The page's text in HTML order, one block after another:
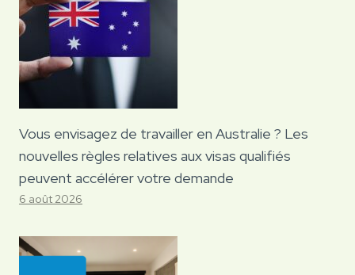
Vous envisagez de travailler en Australie ? Les
nouvelles règles relatives aux visas qualifiés
peuvent accélérer votre demande
6 août 2026